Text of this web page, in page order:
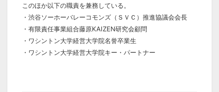
このほか以下の職責を兼務している。
・渋谷ソーホーバレーコモンズ（ＳＶＣ）推進協議会会長
・有限責任事業組合藤原KAIZEN研究会顧問
・ワシントン大学経営大学院名誉卒業生
・ワシントン大学経営大学院キー・パートナー